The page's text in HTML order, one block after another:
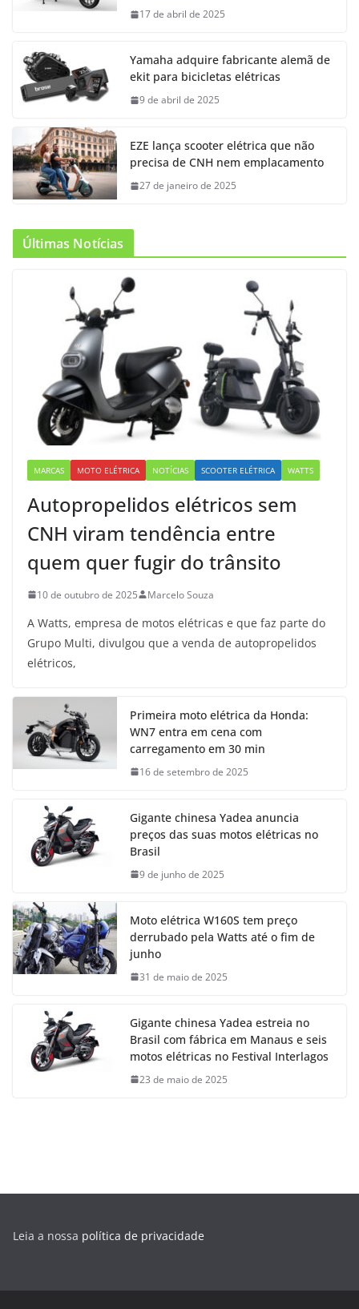
17 de abril de 2025
Yamaha adquire fabricante alemã de
ekit para bicicletas elétricas
9 de abril de 2025
EZE lança scooter elétrica que não
precisa de CNH nem emplacamento
27 de janeiro de 2025
Últimas Notícias
MARCAS MOTO ELÉTRICA NOTÍCIAS SCOOTER ELÉTRICA WATTS
Autopropelidos elétricos sem
CNH viram tendência entre
quem quer fugir do trânsito
10 de outubro de 2025 Marcelo Souza
A Watts, empresa de motos elétricas e que faz parte do
Grupo Multi, divulgou que a venda de autopropelidos
elétricos,
Primeira moto elétrica da Honda:
WN7 entra em cena com
carregamento em 30 min
16 de setembro de 2025
Gigante chinesa Yadea anuncia
preços das suas motos elétricas no
Brasil
9 de junho de 2025
Moto elétrica W160S tem preço
derrubado pela Watts até o fim de
junho
31 de maio de 2025
Gigante chinesa Yadea estreia no
Brasil com fábrica em Manaus e seis
motos elétricas no Festival Interlagos
23 de maio de 2025
Leia a nossa política de privacidade